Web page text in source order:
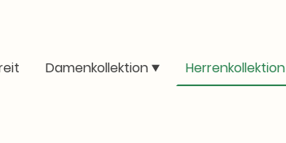
Damenkollektion Herrenkollektion